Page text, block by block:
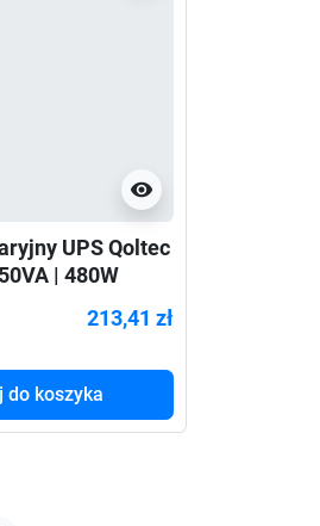
visibility
UPS Qoltec
| 480W
213,41 zł
do koszyka